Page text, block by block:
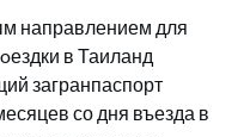
направлением для
в Таиланд
загранпаспорт
со дня въезда в